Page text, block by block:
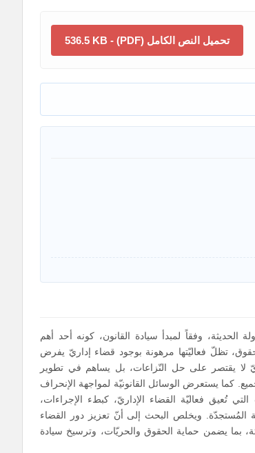
تحميل النص الكامل (PDF) - 536.5 KB
الحديثة، وفقاً لمبدأ سيادة القانون، كونه أحد أهم
تظلّ فعاليّتها مرهونة بوجود قضاء إداريّ يفرض
لا يقتصر على حل النّزاعات، بل يساهم في تطوير
كما يستعرض الوسائل القانونيّة لمواجهة الإنحراف
تُعيق فعاليّة القضاء الإداريّ، كبطء الإجراءات،
المُستجدّة. ويخلص البحث إلى أنّ تعزيز دور القضاء
بما يضمن حماية الحقوق والحريّات، وترسيخ سيادة